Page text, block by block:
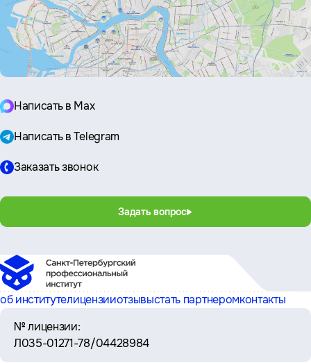
Написать в Max
Написать в Telegram
Заказать звонок
Задать вопрос
об институтелицензииотзывыстать партнеромконтакты
№ лицензии:
Л035-01271-78/04428984